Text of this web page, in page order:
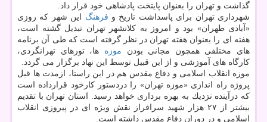
گذاشت و تهران را بعنوان پایتخت پادشاهی خود قرار داد.
شهرداری تهران برای پاسداشت تاریخ و فرهنگ این شهر كه روزی
«آبادی طهران» بود و امروز به كلانشهر تهران تبدیل گشته است،
هفته ای را بعنوان هفته تهران در نظر گرفته است كه طی آن برنامه
های مختلفی همچون مجانی بودن موزه ها، تورهای تهرانگردی،
كارگاه های آموزشی و از این قبیل توسط این نهاد برگزار می گردد.
موزه انقلاب اسلامی و دفاع مقدس هم در این راستا، ازمدت ها قبل
پروژه راه اندازی «موزه تهران» را دردستور كارخود قرارداده است
كه درآینده نزدیك به بهره برداری خواهد رسید. استان تهران با تقدیم
بیشتر از ۲۷ هزار شهید سرافراز نقش ویژه ای در پیروزی انقلاب
اسلامی و در دوران دفاع مقدس داشته است.